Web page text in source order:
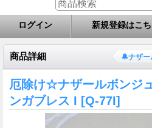
ログイン 新規登録はこ
商品詳細 🔔ナザ
厄除け☆ナザールボンジ
ンガブレス I [Q-77I]